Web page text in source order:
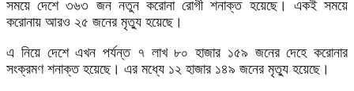
সময়ে দেশে ৩৬৩ জন নতুন করোনা রোগী শনাক্ত হয়েছে। একই সময়ে
করোনায় আরও ২৫ জনের মৃত্যু হয়েছে।
এ নিয়ে দেশে এখন পর্যন্ত ৭ লাখ ৮০ হাজার ১৫৯ জনের দেহে করোনার
সংক্রমণ শনাক্ত হয়েছে। এর মধ্যে ১২ হাজার ১৪৯ জনের মৃত্যু হয়েছে।